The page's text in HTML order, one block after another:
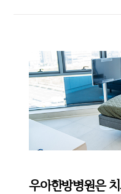
우아한방병원은